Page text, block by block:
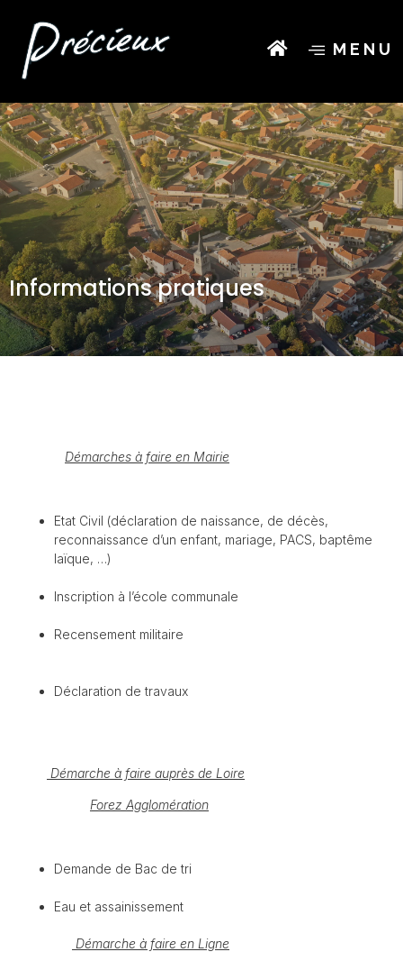
MENU
Informations pratiques
Démarches à faire en Mairie
Etat Civil (déclaration de naissance, de décès,
reconnaissance d’un enfant, mariage, PACS, baptême
laïque, …)
Inscription à l’école communale
Recensement militaire
Déclaration de travaux
Démarche à faire auprès de Loire
Forez Agglomération
Demande de Bac de tri
Eau et assainissement
Démarche à faire en Ligne